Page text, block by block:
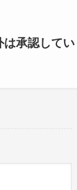
承認してい